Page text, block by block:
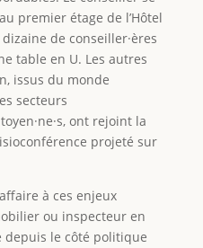
premier étage de l’Hôtel
de conseiller·ères
table en U. Les autres
issus du monde
secteurs
ont rejoint la
projeté sur
à ces enjeux
ou inspecteur en
depuis le côté politique